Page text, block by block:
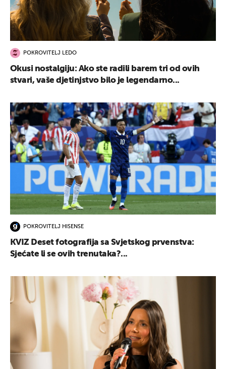
POKROVITELJ LEDO
Okusi nostalgiju: Ako ste radili barem tri od ovih
stvari, vaše djetinjstvo bilo je legendarno...
POKROVITELJ HISENSE
KVIZ Deset fotografija sa Svjetskog prvenstva:
Sjećate li se ovih trenutaka?...